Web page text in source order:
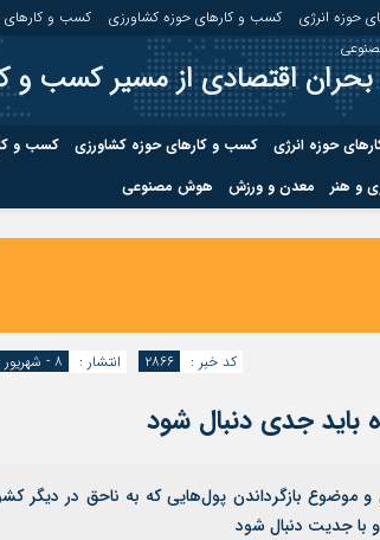
حوزه انرژی کسب و کارهای حوزه کشاورزی کسب و کارهای
بحران اقتصادی از مسیر کسب و
حوزه انرژی کسب و کارهای حوزه کشاورزی
کسب و
و هنر معدن و ورزش هوش مصنوعی
درباره ما
انتشار : ۸ - شهریور - ۱۴۰۰ - ۱۳:۲۰ کد خبر : ۲۸۶۶
جدی دنبال شود
بازگرداندن پول‌هایی که به ناحق در دیگر
با جدیت دنبال شود